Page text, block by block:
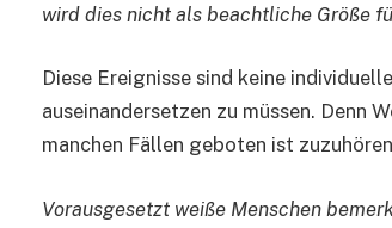
wird dies nicht als beachtliche Größe
Diese Ereignisse sind keine
auseinandersetzen zu müssen. Denn
manchen Fällen geboten ist
Vorausgesetzt weiße Menschen